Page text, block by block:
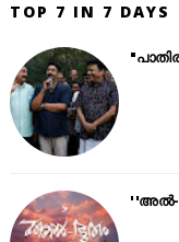
TOP 7 IN 7 DAYS
''അൽ-